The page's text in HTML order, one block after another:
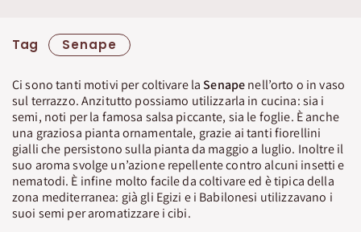
Tag Senape
Ci sono tanti motivi per coltivare laSenapenell’orto o in vaso
sul terrazzo. Anzitutto possiamo utilizzarla in cucina: sia i
semi, noti per la famosa salsa piccante, sia le foglie. È anche
una graziosa pianta ornamentale, grazie ai tanti fiorellini
gialli che persistono sulla pianta da maggio a luglio. Inoltre il
suo aroma svolge un’azione repellente contro alcuni insetti e
nematodi. È infine molto facile da coltivare ed è tipica della
zona mediterranea: già gli Egizi e i Babilonesi utilizzavano i
suoi semi per aromatizzare i cibi.